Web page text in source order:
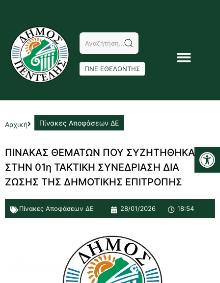
ΓΙΝΕ ΕΘΕΛΟΝΤΗΣ
Αρχική Πίνακες Αποφάσεων ΔΕ
ΠΙΝΑΚΑΣ ΘΕΜΑΤΩΝ ΠΟΥ ΣΥΖΗΤΗΘΗΚΑΝ
ΣΤΗΝ 01η ΤΑΚΤΙΚΗ ΣΥΝΕΔΡΙΑΣΗ ΔΙΑ
ΖΩΣΗΣ ΤΗΣ ΔΗΜΟΤΙΚΗΣ ΕΠΙΤΡΟΠΗΣ
Πίνακες Αποφάσεων ΔΕ 28/01/2026 18:54